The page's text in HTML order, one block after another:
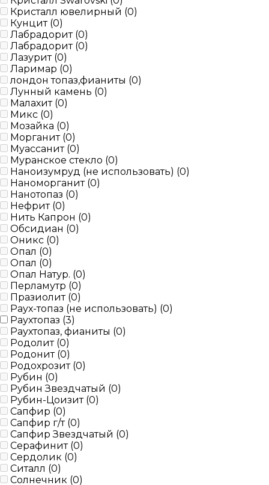
Кристалл ювелирный (0)
Кунцит (0)
Лабрадорит (0)
Лабрадорит (0)
Лазурит (0)
Ларимар (0)
лондон топаз,фианиты (0)
Лунный камень (0)
Малахит (0)
Микс (0)
Мозайка (0)
Морганит (0)
Муассанит (0)
Муранское стекло (0)
Наноизумруд (не использовать) (0)
Наноморганит (0)
Нанотопаз (0)
Нефрит (0)
Нить Капрон (0)
Обсидиан (0)
Оникс (0)
Опал (0)
Опал (0)
Опал Натур. (0)
Перламутр (0)
Празиолит (0)
Раух-топаз (не использовать) (0)
Раухтопаз (3)
Раухтопаз, фианиты (0)
Родолит (0)
Родонит (0)
Родохрозит (0)
Рубин (0)
Рубин Звездчатый (0)
Рубин-Цоизит (0)
Сапфир (0)
Сапфир г/т (0)
Сапфир Звездчатый (0)
Серафинит (0)
Сердолик (0)
Ситалл (0)
Солнечник (0)